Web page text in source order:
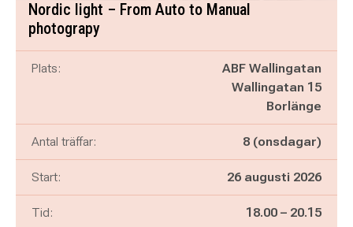
Nordic light – From Auto to Manual
photograpy
Plats:
ABF Wallingatan
Wallingatan 15
Borlänge
Antal träffar: 8 (onsdagar)
Start: 26 augusti 2026
Tid: Pågår mellan
18.00 – och
20.15